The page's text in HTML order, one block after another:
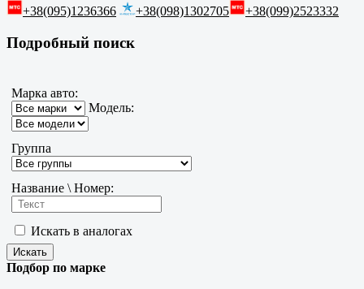
+38(095)1236366 +38(098)1302705 +38(099)2523332
Подробный поиск
Марка авто:
Модель:
Группа
Название \ Номер:
Искать в аналогах
Подбор по марке